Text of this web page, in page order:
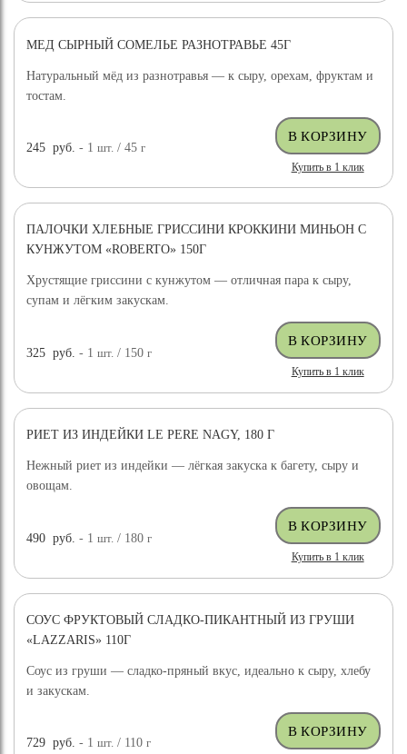
МЕД СЫРНЫЙ СОМЕЛЬЕ РАЗНОТРАВЬЕ 45Г
Натуральный мёд из разнотравья — к сыру, орехам, фруктам и
тостам.
245 руб. - 1шт. / 45г
Купить в 1 клик
ПАЛОЧКИ ХЛЕБНЫЕ ГРИССИНИ КРОККИНИ МИНЬОН С
КУНЖУТОМ «ROBERTO» 150Г
Хрустящие гриссини с кунжутом — отличная пара к сыру,
супам и лёгким закускам.
325 руб. - 1шт. / 150г
Купить в 1 клик
РИЕТ ИЗ ИНДЕЙКИ LE PERE NAGY, 180 Г
Нежный риет из индейки — лёгкая закуска к багету, сыру и
овощам.
490 руб. - 1шт. / 180г
Купить в 1 клик
СОУС ФРУКТОВЫЙ СЛАДКО-ПИКАНТНЫЙ ИЗ ГРУШИ
«LAZZARIS» 110Г
Соус из груши — сладко-пряный вкус, идеально к сыру, хлебу
и закускам.
729 руб. - 1шт. / 110г